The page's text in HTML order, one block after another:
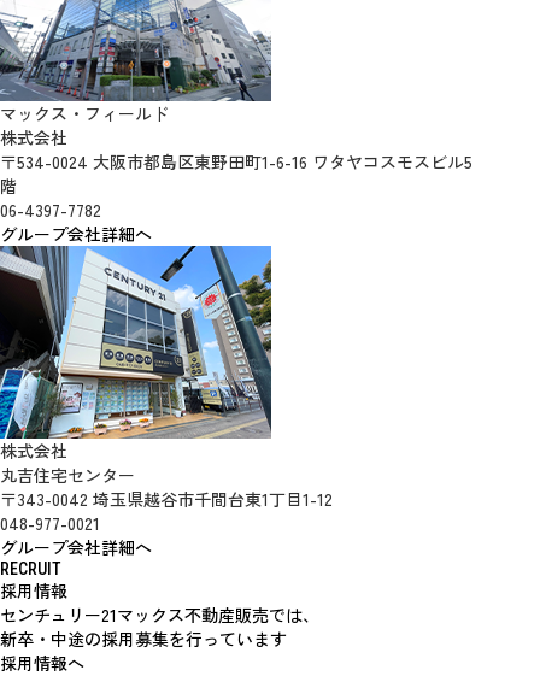
マックス・フィールド
株式会社
〒534-0024 大阪市都島区東野田町1-6-16 ワタヤコスモスビル5
階
06-4397-7782
グループ会社詳細へ
株式会社
丸吉住宅センター
〒343-0042 埼玉県越谷市千間台東1丁目1-12
048-977-0021
グループ会社詳細へ
RECRUIT
採用情報
センチュリー21マックス不動産販売では、
新卒・中途の採用募集を行っています
採用情報へ